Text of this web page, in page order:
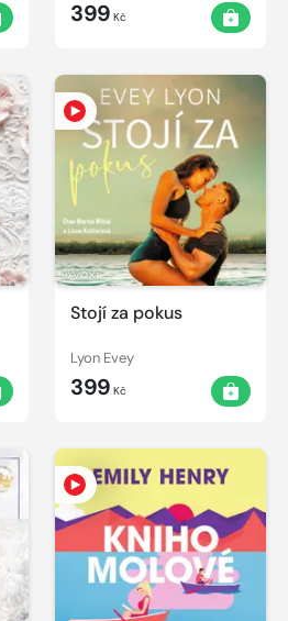
399 Kč
Stojí za pokus
Lyon Evey
399 Kč